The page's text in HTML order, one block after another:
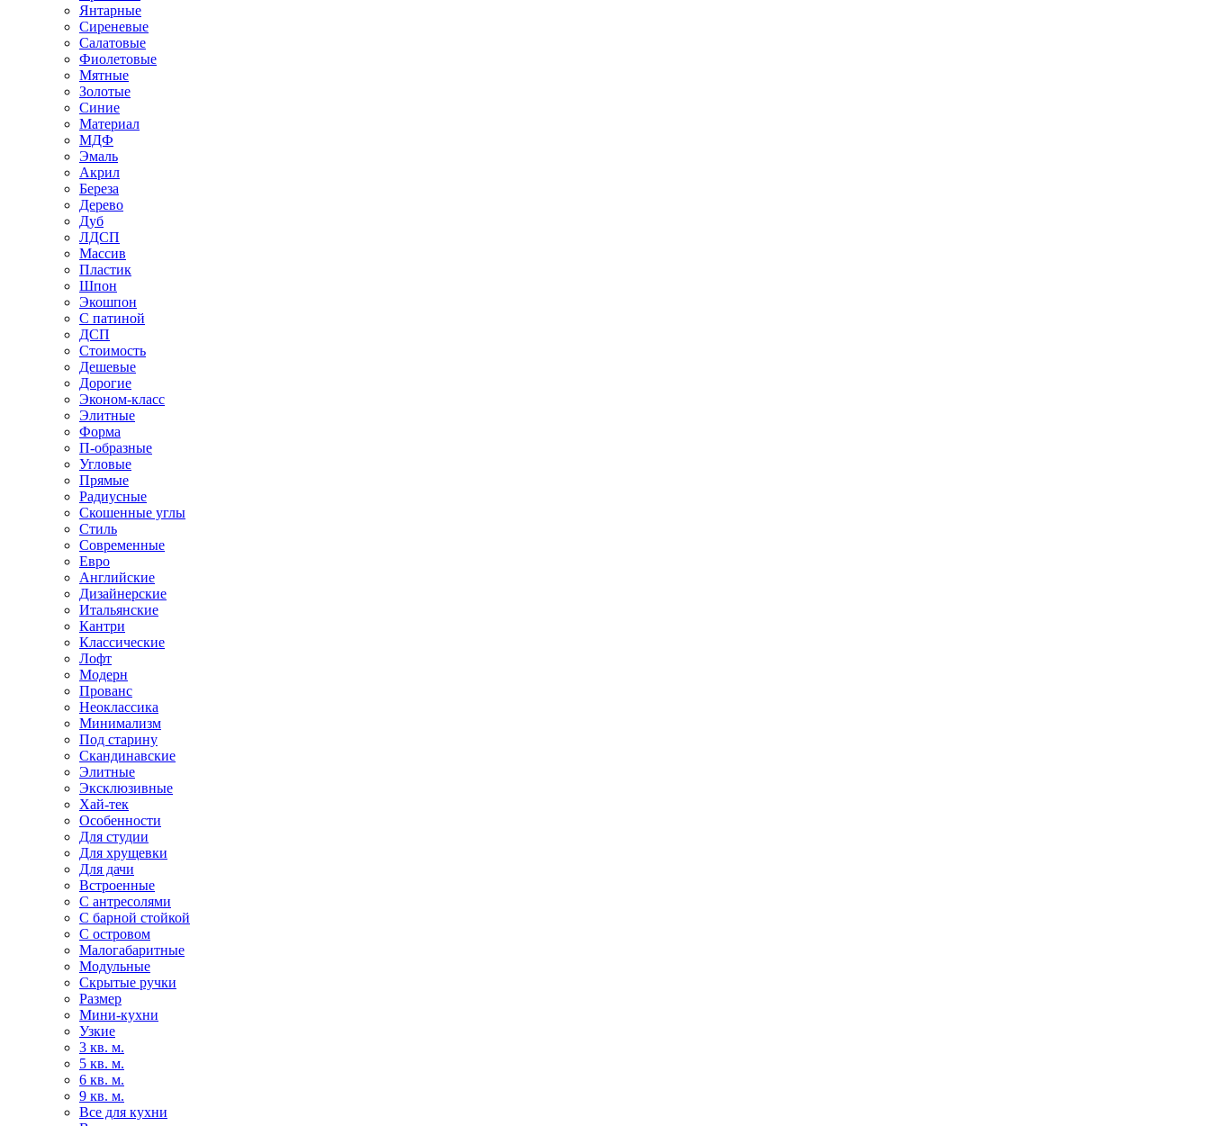
Янтарные
Сиреневые
Салатовые
Фиолетовые
Мятные
Золотые
Синие
Материал
МДФ
Эмаль
Акрил
Береза
Дерево
Дуб
ЛДСП
Массив
Пластик
Шпон
Экошпон
С патиной
ДСП
Стоимость
Дешевые
Дорогие
Эконом-класс
Элитные
Форма
П-образные
Угловые
Прямые
Радиусные
Скошенные углы
Стиль
Современные
Евро
Английские
Дизайнерские
Итальянские
Кантри
Классические
Лофт
Модерн
Прованс
Неоклассика
Минимализм
Под старину
Скандинавские
Элитные
Эксклюзивные
Хай-тек
Особенности
Для студии
Для хрущевки
Для дачи
Встроенные
С антресолями
С барной стойкой
С островом
Малогабаритные
Модульные
Скрытые ручки
Размер
Мини-кухни
Узкие
3 кв. м.
5 кв. м.
6 кв. м.
9 кв. м.
Все для кухни